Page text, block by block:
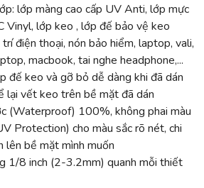
lớp màng cao cấp UV Anti, lớp mực
Vinyl, lớp keo , lớp đế bảo vệ keo
điện thoại, nón bảo hiểm, laptop, vali,
macbook, tai nghe headphone,...
đế keo và gỡ bỏ dễ dàng khi đã dán
lại vết keo trên bề mặt đã dán
(Waterproof) 100%, không phai màu
Protection) cho màu sắc rõ nét, chi
lên bề mặt mình muốn
1/8 inch (2-3.2mm) quanh mỗi thiết